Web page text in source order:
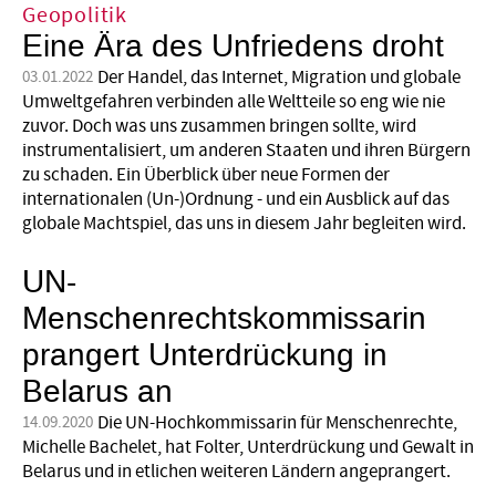
Geopolitik
Eine Ära des Unfriedens droht
03.01.2022 Der Handel, das Internet, Migration und globale
Umweltgefahren verbinden alle Weltteile so eng wie nie
zuvor. Doch was uns zusammen bringen sollte, wird
instrumentalisiert, um anderen Staaten und ihren Bürgern
zu schaden. Ein Überblick über neue Formen der
internationalen (Un-)Ordnung - und ein Ausblick auf das
globale Machtspiel, das uns in diesem Jahr begleiten wird.
UN-
Menschenrechtskommissarin
prangert Unterdrückung in
Belarus an
14.09.2020 Die UN-Hochkommissarin für Menschenrechte,
Michelle Bachelet, hat Folter, Unterdrückung und Gewalt in
Belarus und in etlichen weiteren Ländern angeprangert.